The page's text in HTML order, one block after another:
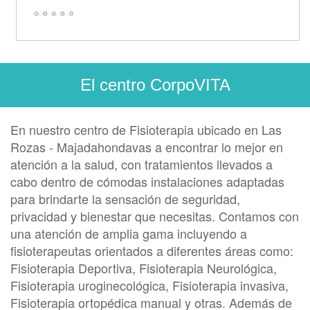
El centro CorpoVITA
En nuestro centro de Fisioterapia ubicado en Las
Rozas - Majadahondavas a encontrar lo mejor en
atención a la salud, con tratamientos llevados a
cabo dentro de cómodas instalaciones adaptadas
para brindarte la sensación de seguridad,
privacidad y bienestar que necesitas. Contamos con
una atención de amplia gama incluyendo a
fisioterapeutas orientados a diferentes áreas como:
Fisioterapia Deportiva, Fisioterapia Neurológica,
Fisioterapia uroginecológica, Fisioterapia invasiva,
Fisioterapia ortopédica manual y otras. Además de